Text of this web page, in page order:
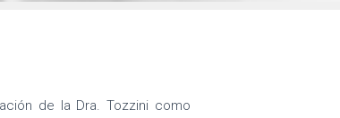
de la Dra. Tozzini como